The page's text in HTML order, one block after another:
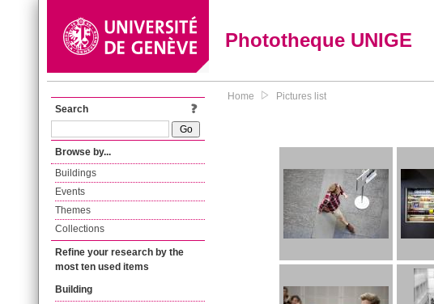
Phototheque UNIGE
Search
Browse by...
Buildings
Events
Themes
Collections
Refine your research by the
most ten used items
Building
Home Pictures list